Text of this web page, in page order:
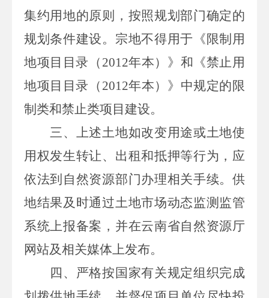
集约用地的原则，按照规划部门确定的
规划条件建设。宗地不得用于《限制用
地项目目录（ 2012年本）》和《禁止用
地项目目录（ 2012年本）》中规定的限
制类和禁止类项目建设。
三、上述土地如改变用途或土地使
用权发生转让、出租和抵押等行为，应
依法到 自然资源部门办理相关手续。供
地结果及时通过土地市场动态监测监管
系统上报备案 ，并在云南省自然资源厅
网站及相关媒体上发布。
四、严格按国家有关规定组织完成